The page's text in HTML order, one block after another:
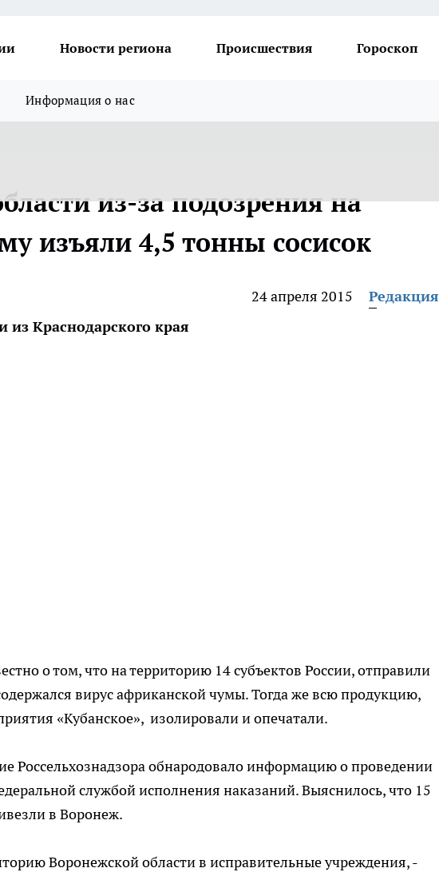
Новости региона Происшествия Гороскоп
Информация о нас
из-за подозрения на
изъяли 4,5 тонны сосисок
24 апреля 2015
Редакция
Краснодарского края
о том, что на территорию 14 субъектов России, отправили
вирус африканской чумы. Тогда же всю продукцию,
«Кубанское», изолировали и опечатали.
Россельхознадзора обнародовало информацию о проведении
службой исполнения наказаний. Выяснилось, что 15
в Воронеж.
Воронежской области в исправительные учреждения, -